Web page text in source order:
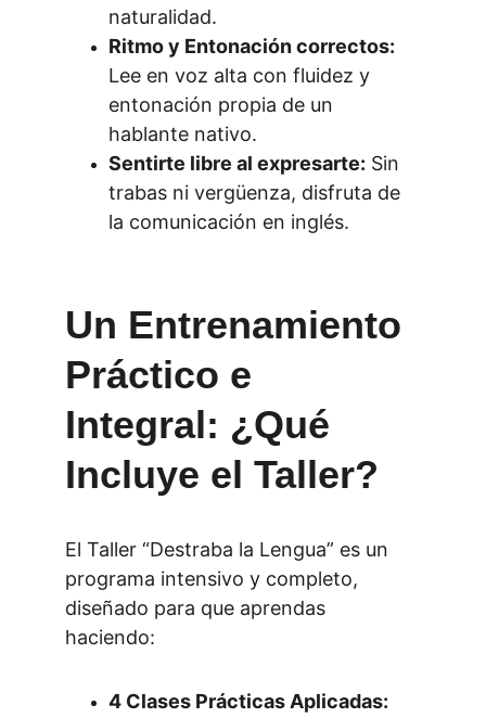
naturalidad.
Ritmo y Entonación correctos:
Lee en voz alta con fluidez y
entonación propia de un
hablante nativo.
Sentirte libre al expresarte: Sin
trabas ni vergüenza, disfruta de
la comunicación en inglés.
Un Entrenamiento
Práctico e
Integral: ¿Qué
Incluye el Taller?
El Taller “Destraba la Lengua” es un
programa intensivo y completo,
diseñado para que aprendas
haciendo:
4 Clases Prácticas Aplicadas: